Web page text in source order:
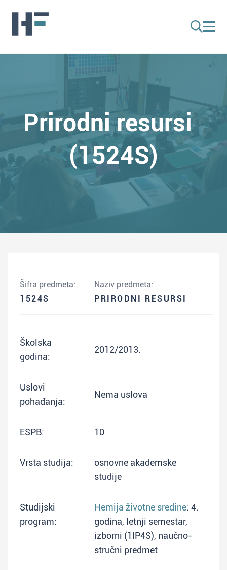
Prirodni resursi
(1524S)
Šifra predmeta:
1524S
Naziv predmeta:
PRIRODNI RESURSI
Školska
godina:
2012/2013.
Uslovi
pohađanja:
Nema uslova
ESPB: 10
Vrsta studija:
osnovne akademske
studije
Studijski
program:
Hemija životne sredine: 4.
godina, letnji semestar,
izborni (1IP4S), naučno-
stručni predmet